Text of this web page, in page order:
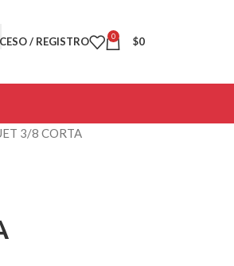
/ REGISTRO 0 $0
3/8 CORTA